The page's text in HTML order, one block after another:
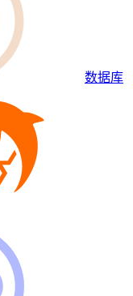
数据库